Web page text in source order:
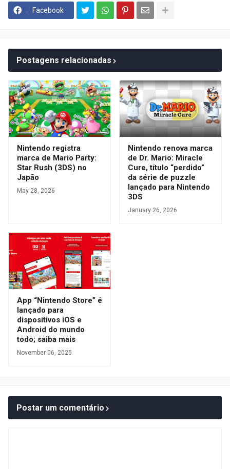
Facebook
Postagens relacionadas
Nintendo registra
marca de Mario Party:
Star Rush (3DS) no
Japão
May 28, 2026
Nintendo renova marca
de Dr. Mario: Miracle
Cure, título “perdido”
da série de puzzle
lançado para Nintendo
3DS
January 26, 2026
App “Nintendo Store” é
lançado para
dispositivos iOS e
Android do mundo
todo; saiba mais
November 06, 2025
Postar um comentário